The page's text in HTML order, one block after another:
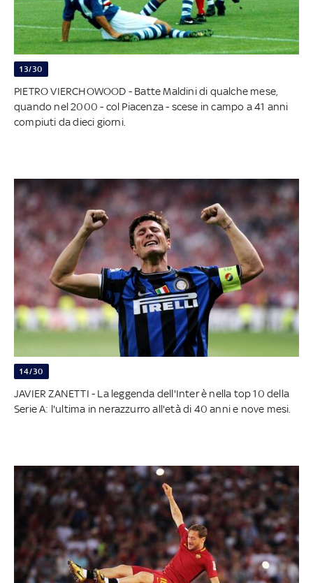
13/30
PIETRO VIERCHOWOOD - Batte Maldini di qualche mese,
quando nel 2000 - col Piacenza - scese in campo a 41 anni
compiuti da dieci giorni.
14/30
JAVIER ZANETTI - La leggenda dell'Inter è nella top 10 della
Serie A: l'ultima in nerazzurro all'età di 40 anni e nove mesi.